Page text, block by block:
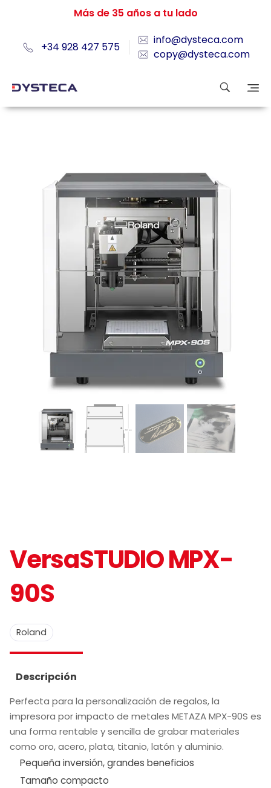
Más de 35 años a tu lado
+34 928 427 575
info@dysteca.com
copy@dysteca.com
VersaSTUDIO MPX-
90S
Roland
Descripción
Perfecta para la personalización de regalos, la
impresora por impacto de metales METAZA MPX-90S es
una forma rentable y sencilla de grabar materiales
como oro, acero, plata, titanio, latón y aluminio.
Pequeña inversión, grandes beneficios
Tamaño compacto